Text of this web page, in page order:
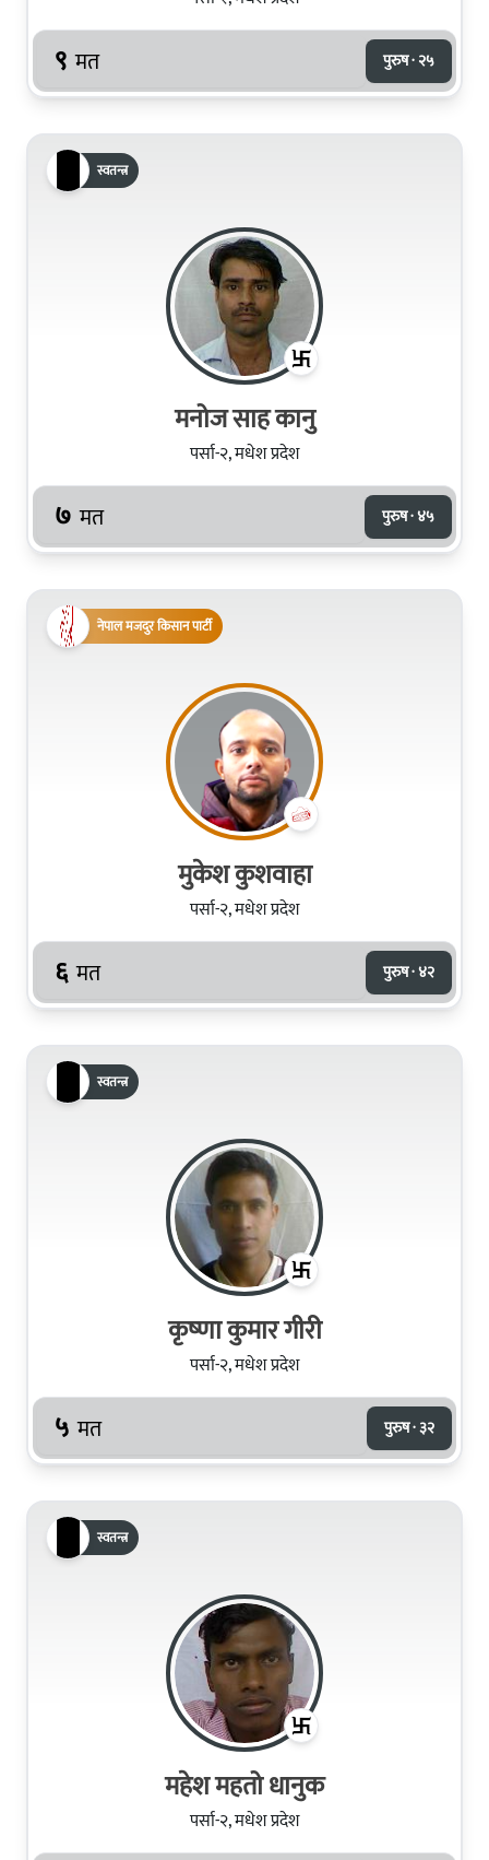
९ मत पुरुष · २५
स्वतन्त्र
मनोज साह कानु
पर्सा-२, मधेश प्रदेश
७ मत पुरुष · ४५
नेपाल मजदुर किसान पार्टी
मुकेश कुशवाहा
पर्सा-२, मधेश प्रदेश
६ मत पुरुष · ४२
स्वतन्त्र
कृष्‍णा कुमार गीरी
पर्सा-२, मधेश प्रदेश
५ मत पुरुष · ३२
स्वतन्त्र
महेश महतो धानुक
पर्सा-२, मधेश प्रदेश